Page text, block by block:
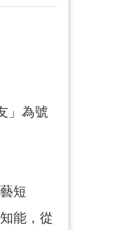
」為號
短
能，從